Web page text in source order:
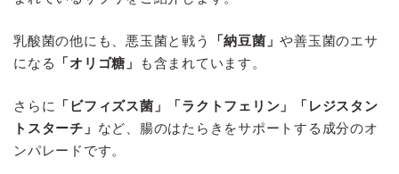
乳酸菌の他にも、悪玉菌と戦う 「納豆菌」や善玉菌のエサ
になる
「オリゴ糖」 も含まれています。
さらに
「ビフィズス菌」「ラクトフェリン」「レジスタン
トスターチ」 など、腸のはたらきをサポートする成分のオ
ンパレードです。